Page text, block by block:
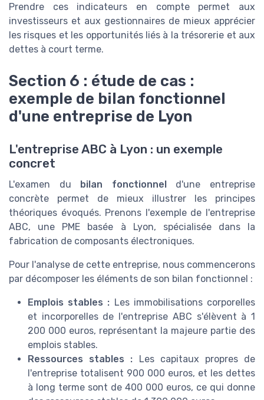
Prendre ces indicateurs en compte permet aux
investisseurs et aux gestionnaires de mieux apprécier
les risques et les opportunités liés à la trésorerie et aux
dettes à court terme.
Section 6 : étude de cas :
exemple de bilan fonctionnel
d'une entreprise de Lyon
L'entreprise ABC à Lyon : un exemple
concret
L'examen du bilan fonctionneld'une entreprise
concrète permet de mieux illustrer les principes
théoriques évoqués. Prenons l'exemple de l'entreprise
ABC, une PME basée à Lyon, spécialisée dans la
fabrication de composants électroniques.
Pour l'analyse de cette entreprise, nous commencerons
par décomposer les éléments de son bilan fonctionnel :
Emplois stables : Les immobilisations corporelles
et incorporelles de l'entreprise ABC s'élèvent à 1
200 000 euros, représentant la majeure partie des
emplois stables.
Ressources stables : Les capitaux propres de
l'entreprise totalisent 900 000 euros, et les dettes
à long terme sont de 400 000 euros, ce qui donne